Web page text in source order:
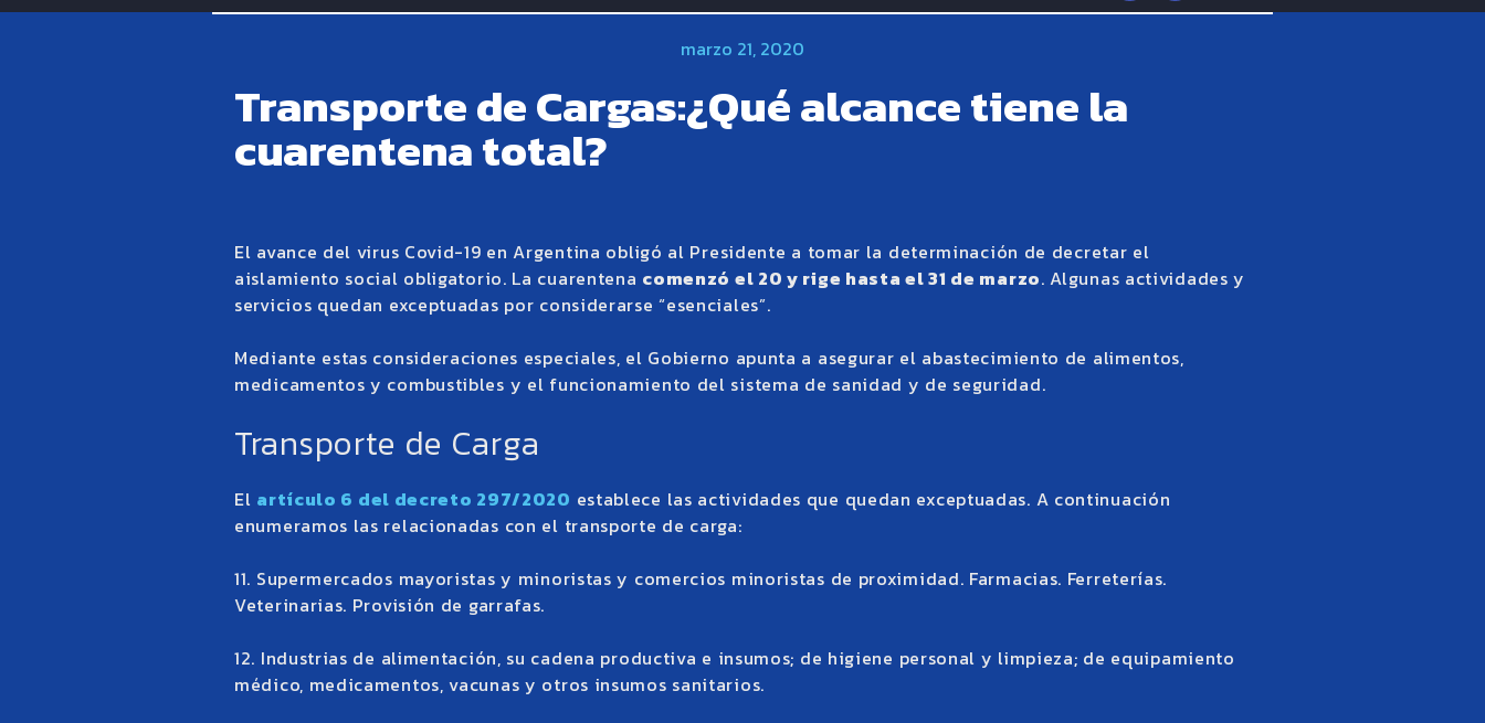
marzo 21, 2020
Transporte de Cargas:¿Qué alcance tiene la
cuarentena total?
El avance del virus Covid-19 en Argentina obligó al Presidente a tomar la determinación de decretar el
aislamiento social obligatorio. La cuarentena comenzó el 20 y rige hasta el 31 de marzo. Algunas actividades y
servicios quedan exceptuadas por considerarse “esenciales”.
Mediante estas consideraciones especiales, el Gobierno apunta a asegurar el abastecimiento de alimentos,
medicamentos y combustibles y el funcionamiento del sistema de sanidad y de seguridad.
Transporte de Carga
El artículo 6 del decreto 297/2020 establece las actividades que quedan exceptuadas. A continuación
enumeramos las relacionadas con el transporte de carga:
11. Supermercados mayoristas y minoristas y comercios minoristas de proximidad. Farmacias. Ferreterías.
Veterinarias. Provisión de garrafas.
12. Industrias de alimentación, su cadena productiva e insumos; de higiene personal y limpieza; de equipamiento
médico, medicamentos, vacunas y otros insumos sanitarios.